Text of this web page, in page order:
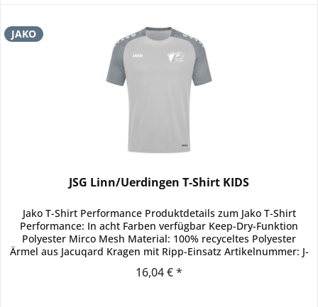
JAKO
JSG Linn/Uerdingen T-Shirt KIDS
Jako T-Shirt Performance Produktdetails zum Jako T-Shirt
Performance: In acht Farben verfügbar Keep-Dry-Funktion
Polyester Mirco Mesh Material: 100% recyceltes Polyester
Ärmel aus Jacuqard Kragen mit Ripp-Einsatz Artikelnummer: J-
16,04 € *